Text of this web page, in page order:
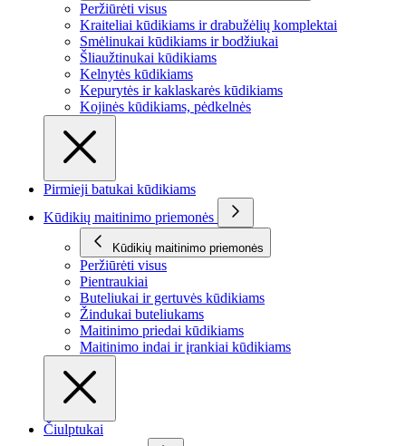
Peržiūrėti visus
Kraiteliai kūdikiams ir drabužėlių komplektai
Smėlinukai kūdikiams ir bodžiukai
Šliaužtinukai kūdikiams
Kelnytės kūdikiams
Kepurytės ir kaklaskarės kūdikiams
Kojinės kūdikiams, pėdkelnės
Pirmieji batukai kūdikiams
Kūdikių maitinimo priemonės
Kūdikių maitinimo priemonės
Peržiūrėti visus
Pientraukiai
Buteliukai ir gertuvės kūdikiams
Žindukai buteliukams
Maitinimo priedai kūdikiams
Maitinimo indai ir įrankiai kūdikiams
Čiulptukai